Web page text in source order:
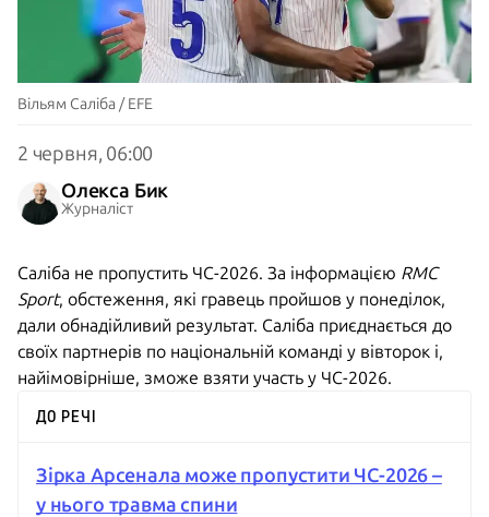
Вільям Саліба / EFE
2 червня, 06:00
Олекса Бик
Журналіст
Саліба не пропустить ЧС-2026. За інформацією RMC
Sport, обстеження, які гравець пройшов у понеділок,
дали обнадійливий результат. Саліба приєднається до
своїх партнерів по національній команді у вівторок і,
найімовірніше, зможе взяти участь у ЧС-2026.
ДО РЕЧІ
Зірка Арсенала може пропустити ЧС-2026 –
у нього травма спини